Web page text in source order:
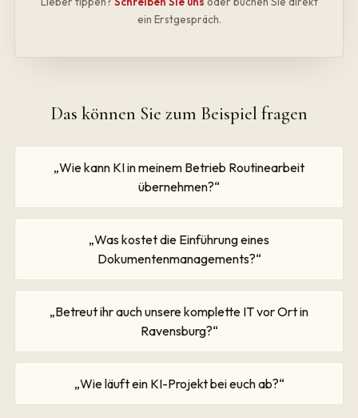
ein Erstgespräch.
Das können Sie zum Beispiel fragen
„Wie kann KI in meinem Betrieb Routinearbeit
übernehmen?“
„Was kostet die Einführung eines
Dokumentenmanagements?“
„Betreut ihr auch unsere komplette IT vor Ort in
Ravensburg?“
„Wie läuft ein KI-Projekt bei euch ab?“